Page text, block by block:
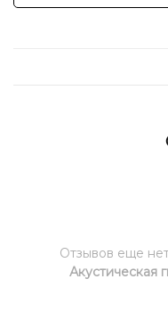
Отзывов еще
Акустическая